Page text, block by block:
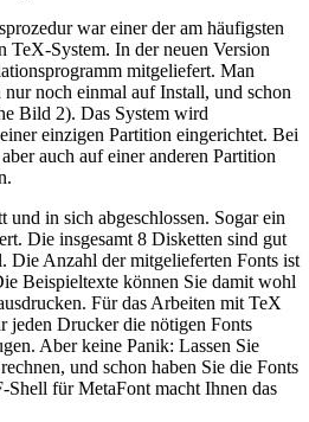
war einer der am häufigsten
TeX-System. In der neuen Version
mitgeliefert. Man
noch einmal auf Install, und schon
Bild 2). Das System wird
einzigen Partition eingerichtet. Bei
auch auf einer anderen Partition
in sich abgeschlossen. Sogar ein
Die insgesamt 8 Disketten sind gut
Die Anzahl der mitgelieferten Fonts ist
Beispieltexte können Sie damit wohl
Für das Arbeiten mit TeX
jeden Drucker die nötigen Fonts
Aber keine Panik: Lassen Sie
und schon haben Sie die Fonts
Shell für MetaFont macht Ihnen das